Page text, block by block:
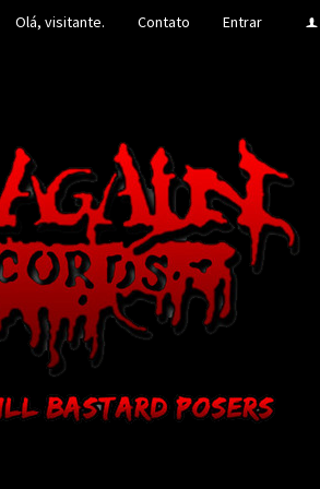
Olá, visitante. Contato Entrar f